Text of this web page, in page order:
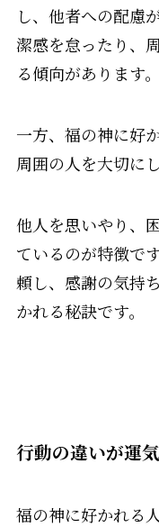
し、他者への配慮
潔感を怠ったり、
る傾向があります。
一方、福の神に好
周囲の人を大切にし
他人を思いやり、
ているのが特徴で
頼し、感謝の気持
かれる秘訣です。
行動の違いが運
福の神に好かれる